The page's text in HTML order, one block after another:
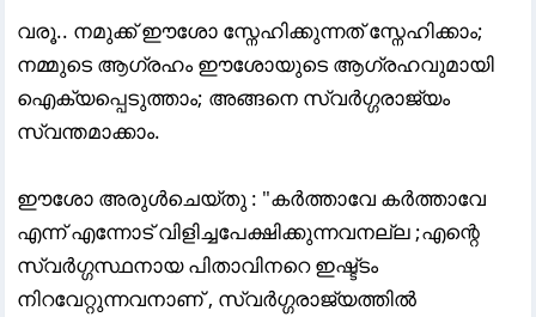
വരൂ.. നമുക്ക് ഈശോ സ്നേഹിക്കുന്നത് സ്നേഹിക്കാം;
നമ്മുടെ ആഗ്രഹം ഈശോയുടെ ആഗ്രഹവുമായി
ഐക്യപ്പെടുത്താം; അങ്ങനെ സ്വർഗ്ഗരാജ്യം
സ്വന്തമാക്കാം.
ഈശോ അരുൾചെയ്തു : "കർത്താവേ കർത്താവേ
എന്ന് എന്നോട് വിളിച്ചപേക്ഷിക്കുന്നവനല്ല ;എന്റെ
സ്വർഗ്ഗസ്ഥനായ പിതാവിനറെ ഇഷ്ട്ടം
നിറവേറ്റുന്നവനാണ് , സ്വർഗ്ഗരാജ്യത്തിൽ